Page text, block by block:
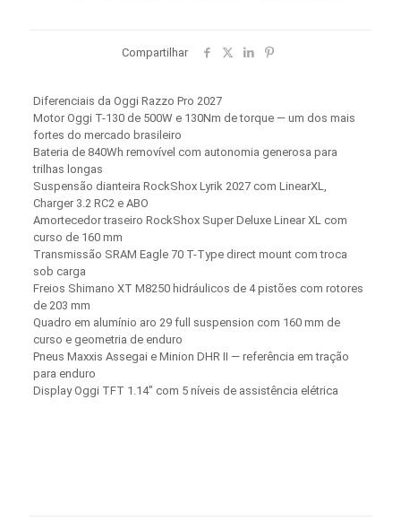
Compartilhar
Diferenciais da Oggi Razzo Pro 2027
Motor Oggi T-130 de 500W e 130Nm de torque — um dos mais
fortes do mercado brasileiro
Bateria de 840Wh removível com autonomia generosa para
trilhas longas
Suspensão dianteira RockShox Lyrik 2027 com LinearXL,
Charger 3.2 RC2 e ABO
Amortecedor traseiro RockShox Super Deluxe Linear XL com
curso de 160 mm
Transmissão SRAM Eagle 70 T-Type direct mount com troca
sob carga
Freios Shimano XT M8250 hidráulicos de 4 pistões com rotores
de 203 mm
Quadro em alumínio aro 29 full suspension com 160 mm de
curso e geometria de enduro
Pneus Maxxis Assegai e Minion DHR II — referência em tração
para enduro
Display Oggi TFT 1.14″ com 5 níveis de assistência elétrica